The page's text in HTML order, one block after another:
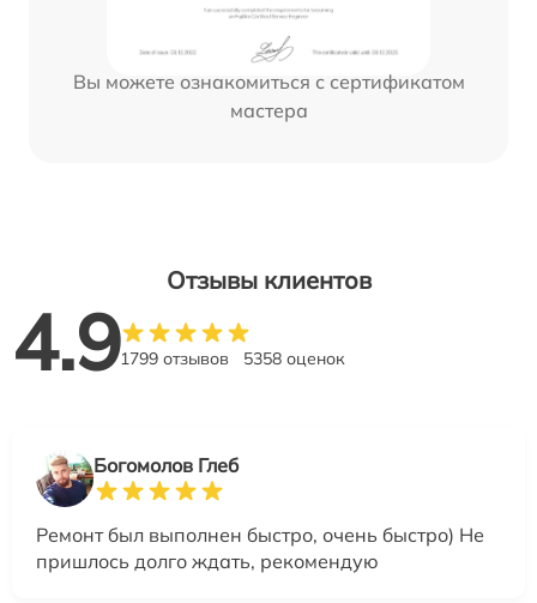
Вы можете ознакомиться с сертификатом
мастера
Отзывы клиентов
4.91799 отзывов 5358 оценок
Богомолов Глеб
Ремонт был выполнен быстро, очень быстро) Не
пришлось долго ждать, рекомендую